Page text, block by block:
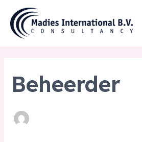
naar
inhoud
Beheerder
Zoeken
naar: